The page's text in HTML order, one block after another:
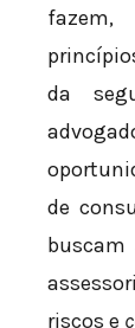
fazem,
da
de
buscam
riscos e